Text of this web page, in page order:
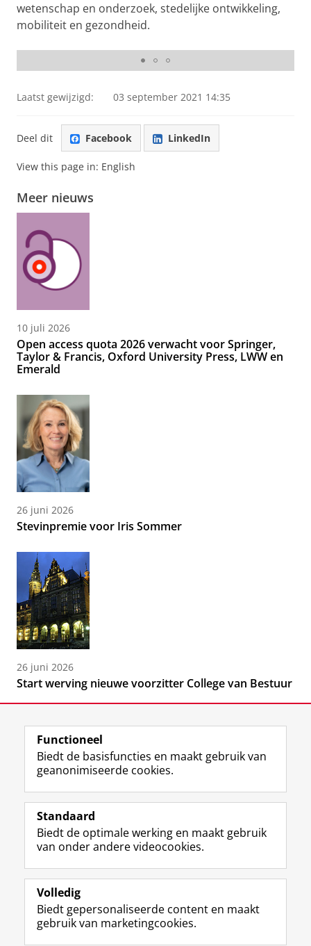
wetenschap en onderzoek, stedelijke ontwikkeling,
mobiliteit en gezondheid.
Laatst gewijzigd: 03 september 2021 14:35
Deel dit Facebook LinkedIn
View this page in: English
Meer nieuws
10 juli 2026
Open access quota 2026 verwacht voor Springer,
Taylor & Francis, Oxford University Press, LWW en
Emerald
26 juni 2026
Stevinpremie voor Iris Sommer
26 juni 2026
Start werving nieuwe voorzitter College van Bestuur
Volg de RUG
F
a
e
b
o
p
a
L
i
k
e
I
-
p
R
S
-
f
e
R
I
n
t
r
m
Y
o
T
e
k
Studiekiezers
Alumni
Over ons
Functioneel
Biedt de basisfuncties en maakt gebruik van
geanonimiseerde cookies.
Standaard
Biedt de optimale werking en maakt gebruik
van onder andere videocookies.
Volledig
Biedt gepersonaliseerde content en maakt
gebruik van marketingcookies.